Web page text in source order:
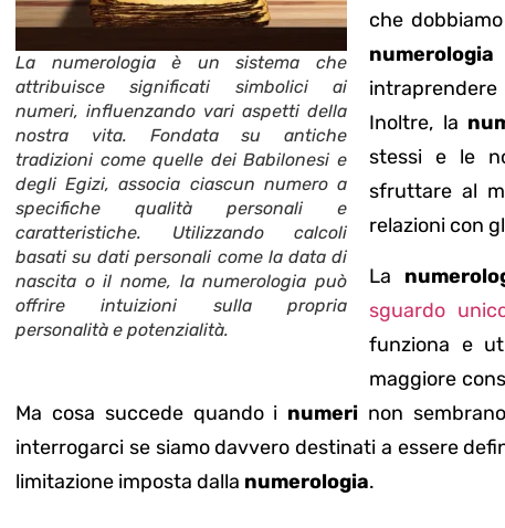
La numerologia è un sistema che
attribuisce significati simbolici ai
numeri, influenzando vari aspetti della
nostra vita. Fondata su antiche
tradizioni come quelle dei Babilonesi e
degli Egizi, associa ciascun numero a
specifiche qualità personali e
caratteristiche. Utilizzando calcoli
basati su dati personali come la data di
nascita o il nome, la numerologia può
offrire intuizioni sulla propria
personalità e potenzialità.
che
numerologia
Inoltre, la
stessi e le
sfruttare al
relazioni con
La
sguardo
funziona e
maggiore
Ma cosa succede quando i numeri non
interrogarci se siamo davvero destinati a essere
limitazione imposta dalla numerologia.